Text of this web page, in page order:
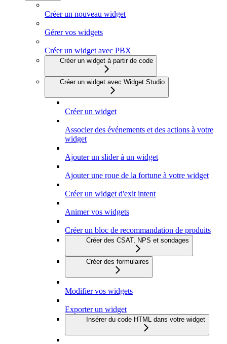
Créer un nouveau widget
Gérer vos widgets
Créer un widget avec PBX
Créer un widget à partir de code
Créer un widget avec Widget Studio
Créer un widget
Associer des événements et des actions à votre
widget
Ajouter un slider à un widget
Ajouter une roue de la fortune à votre widget
Créer un widget d'exit intent
Animer vos widgets
Créer un bloc de recommandation de produits
Créer des CSAT, NPS et sondages
Créer des formulaires
Modifier vos widgets
Exporter un widget
Insérer du code HTML dans votre widget